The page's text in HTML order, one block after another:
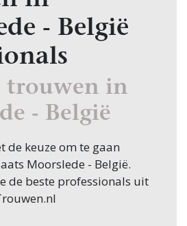
- België
trouwen in
- België
de keuze om te gaan
Moorslede - België.
de beste professionals uit